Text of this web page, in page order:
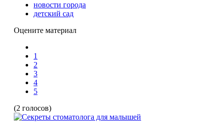
новости города
детский сад
Оцените материал
1
2
3
4
5
(2 голосов)